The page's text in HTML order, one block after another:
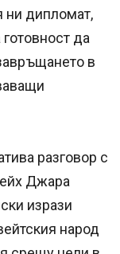
ни дипломат,
да
в
разговор с
Джара
изрази
народ